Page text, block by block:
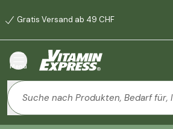
Gratis Versand ab 49 CHF
Menü